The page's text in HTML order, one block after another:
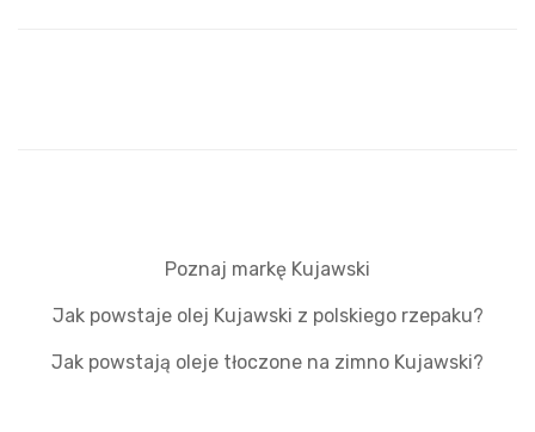
Poznaj markę Kujawski
Jak powstaje olej Kujawski z polskiego rzepaku?
Jak powstają oleje tłoczone na zimno Kujawski?